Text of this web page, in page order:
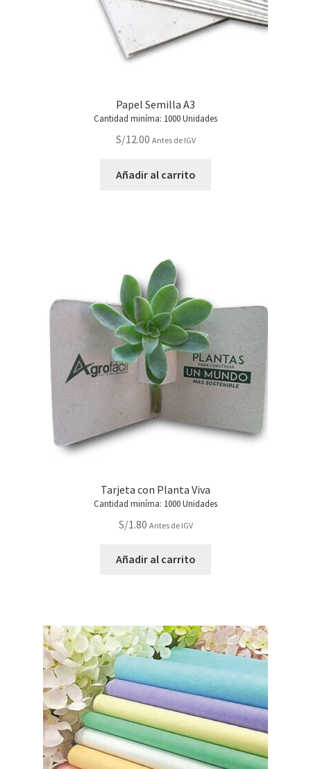
Papel Semilla A3
Cantidad miníma: 1000 Unidades
S/12.00 Antes de IGV
Añadir al carrito
Tarjeta con Planta Viva
Cantidad miníma: 1000 Unidades
S/1.80 Antes de IGV
Añadir al carrito